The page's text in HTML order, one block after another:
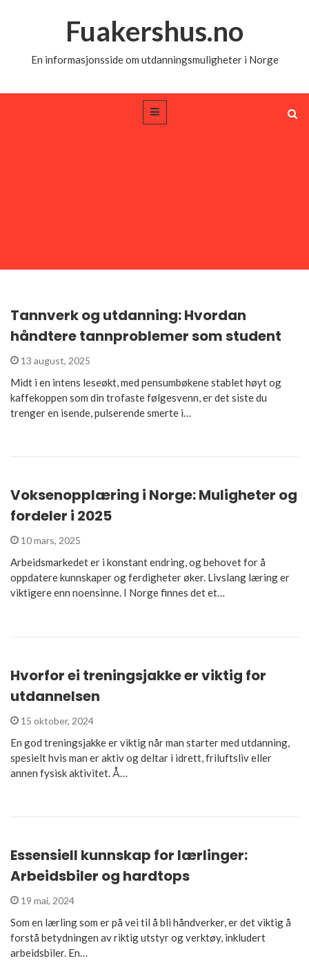
Fuakershus.no
En informasjonsside om utdanningsmuligheter i Norge
Tannverk og utdanning: Hvordan
håndtere tannproblemer som student
13 august, 2025
Midt i en intens leseøkt, med pensumbøkene stablet høyt og
kaffekoppen som din trofaste følgesvenn, er det siste du
trenger en isende, pulserende smerte i…
Voksenopplæring i Norge: Muligheter og
fordeler i 2025
10 mars, 2025
Arbeidsmarkedet er i konstant endring, og behovet for å
oppdatere kunnskaper og ferdigheter øker. Livslang læring er
viktigere enn noensinne. I Norge finnes det et…
Hvorfor ei treningsjakke er viktig for
utdannelsen
15 oktober, 2024
En god treningsjakke er viktig når man starter med utdanning,
spesielt hvis man er aktiv og deltar i idrett, friluftsliv eller
annen fysisk aktivitet. Å…
Essensiell kunnskap for lærlinger:
Arbeidsbiler og hardtops
19 mai, 2024
Som en lærling som er på vei til å bli håndverker, er det viktig å
forstå betydningen av riktig utstyr og verktøy, inkludert
arbeidsbiler. En…